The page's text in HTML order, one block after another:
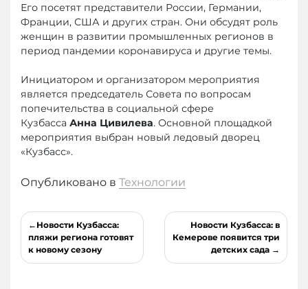
Его посетят представители России, Германии,
Франции, США и других стран. Они обсудят роль
женщин в развитии промышленных регионов в
период пандемии коронавируса и другие темы.
Инициатором и организатором мероприятия
является председатель Совета по вопросам
попечительства в социальной сфере
Кузбасса Анна Цивилева. Основной площадкой
мероприятия выбран новый ледовый дворец
«Кузбасс».
Опубликовано в Технологии
Навигация
по
записям
Новости Кузбасса:
пляжи региона готовят
к новому сезону
Новости Кузбасса: в
Кемерове появится три
детских сада